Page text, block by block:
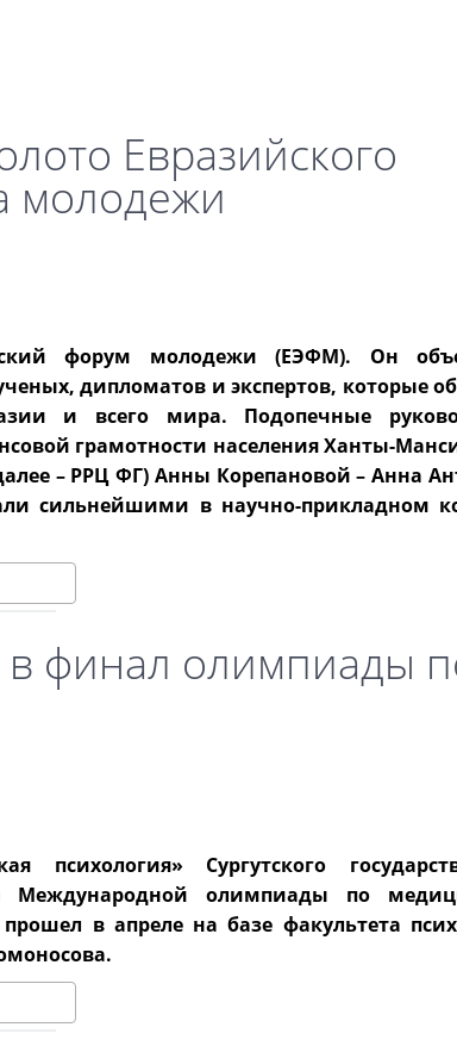
Евразийского
молодежи
форум молодежи (ЕЭФМ). Он
дипломатов и экспертов, которые
и всего мира. Подопечные
грамотности населения Ханты-
– РРЦ ФГ) Анны Корепановой – Анна
сильнейшими в научно-прикладном
в финал олимпиады
психология» Сургутского
Международной олимпиады по
в апреле на базе факультета